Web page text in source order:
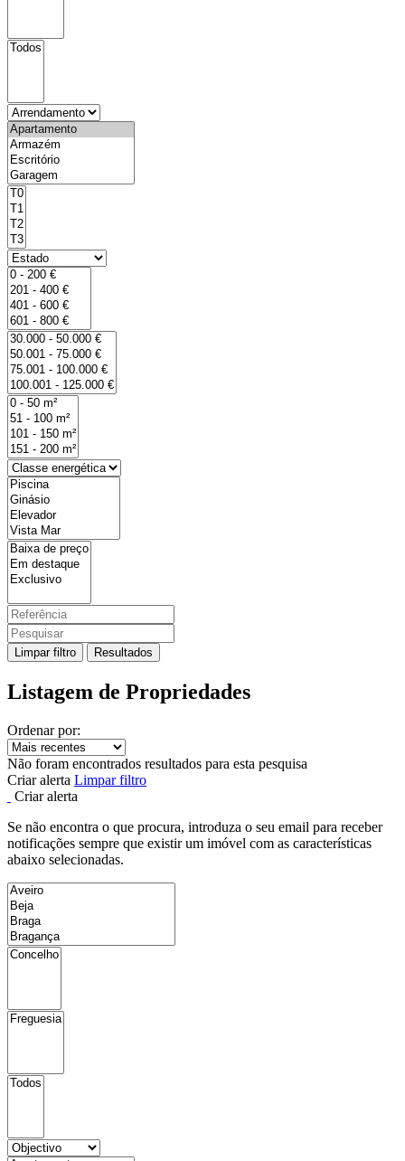
Limpar filtro Resultados
Listagem de Propriedades
Ordenar por:
Não foram encontrados resultados para esta pesquisa
Criar alerta Limpar filtro
Criar alerta
Se não encontra o que procura, introduza o seu email para receber
notificações sempre que existir um imóvel com as características
abaixo selecionadas.